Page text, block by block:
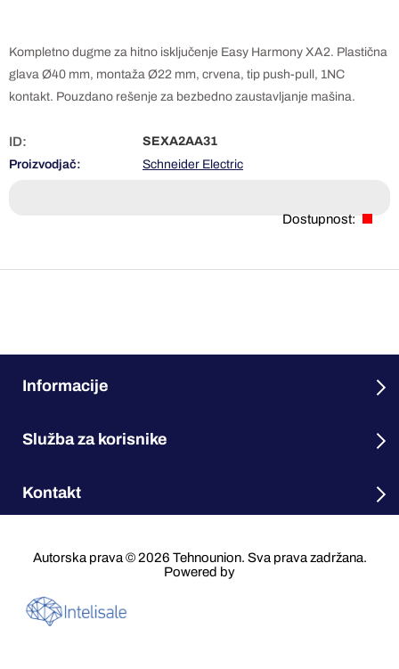
Kompletno dugme za hitno isključenje Easy Harmony XA2. Plastična
glava Ø40 mm, montaža Ø22 mm, crvena, tip push-pull, 1NC
kontakt. Pouzdano rešenje za bezbedno zaustavljanje mašina.
ID:
SEXA2AA31
Proizvodjač:
Schneider Electric
Dostupnost:
Informacije
Služba za korisnike
Kontakt
Autorska prava © 2026 Tehnounion. Sva prava zadržana.
Powered by